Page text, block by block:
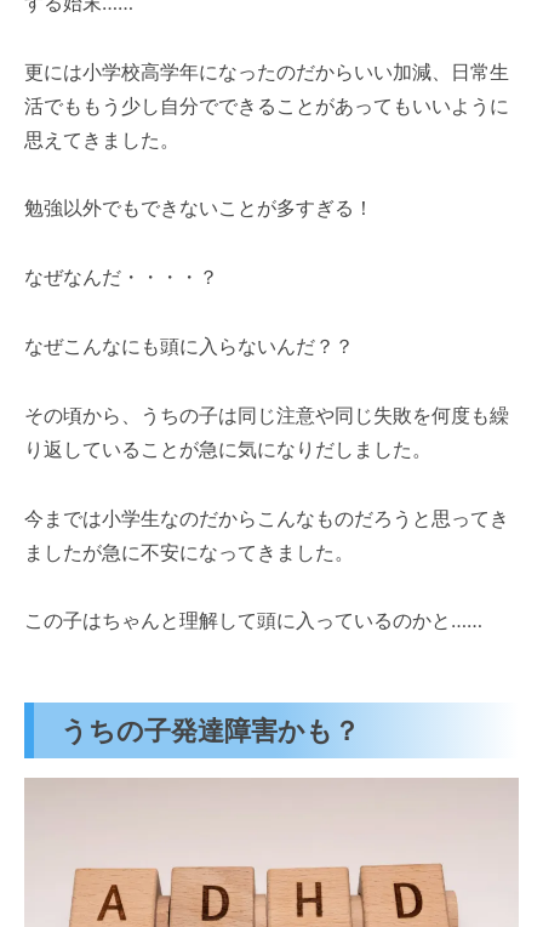
更には小学校高学年になったのだからいい加減、日常生
活でももう少し自分でできることがあってもいいように
思えてきました。
勉強以外でもできないことが多すぎる！
なぜなんだ・・・・？
なぜこんなにも頭に入らないんだ？？
その頃から、うちの子は同じ注意や同じ失敗を何度も繰
り返していることが急に気になりだしました。
今までは小学生なのだからこんなものだろうと思ってき
ましたが急に不安になってきました。
この子はちゃんと理解して頭に入っているのかと……
うちの子発達障害かも？